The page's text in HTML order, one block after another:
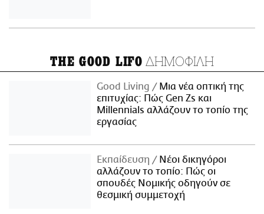
THE GOOD LIFO ΔΗΜΟΦΙΛΗ
Good Living
Μια νέα οπτική της
επιτυχίας: Πώς Gen Zs και
Millennials αλλάζουν το τοπίο της
εργασίας
Εκπαίδευση
Νέοι δικηγόροι
αλλάζουν το τοπίο: Πώς οι
σπουδές Νομικής οδηγούν σε
θεσμική συμμετοχή